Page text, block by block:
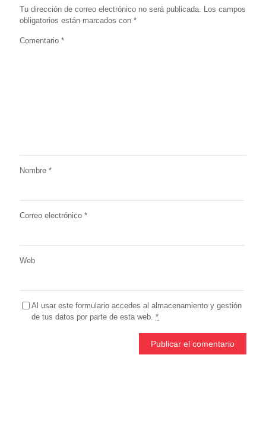
Tu dirección de correo electrónico no será publicada. Los campos
obligatorios están marcados con *
Comentario *
Nombre *
Correo electrónico *
Web
Al usar este formulario accedes al almacenamiento y gestión
de tus datos por parte de esta web. *